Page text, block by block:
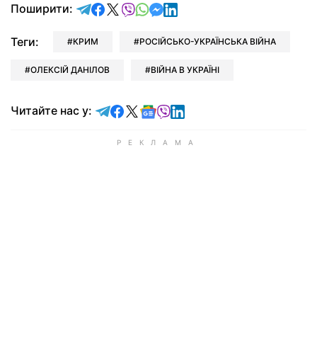
Поширити: відправити у Telegram
поділитись у Facebook
поділитись у X
відправити у Viber
відправити у Whatsapp
відправити у Messenger
відправити у LinkedIn
Теги: КРИМ РОСІЙСЬКО-УКРАЇНСЬКА ВІЙНА
ОЛЕКСІЙ ДАНІЛОВ ВІЙНА В УКРАЇНІ
Читайте нас у: Читайте у Telegram
Читайте у Facebook
Читайте у X
Читайте у Google news
Читайте у Viber
Читайте у LinkedIn